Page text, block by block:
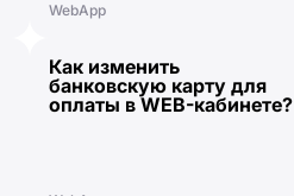
WebApp
Как изменить
банковскую карту для
оплаты в WEB-кабинете?